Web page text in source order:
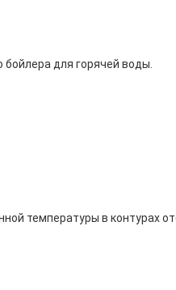
для горячей воды.
температуры в контурах